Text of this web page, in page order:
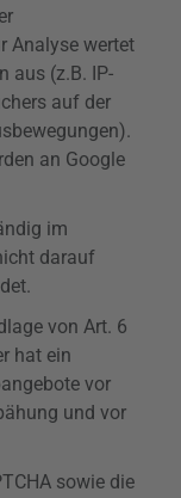
Analyse wertet
aus (z.B. IP-
auf der
an Google
im
darauf
von Art. 6
hat ein
vor
und vor
sowie die